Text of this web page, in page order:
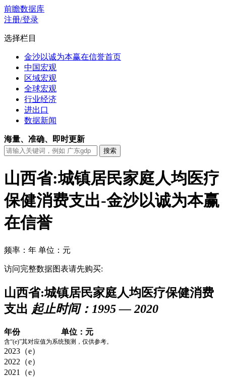
前瞻数据库
注册/登录
选择栏目
金沙以诚为本赢在信誉首页
中国宏观
区域宏观
全球宏观
行业经济
进出口
数据新闻
海量、准确、即时更新
山西省:城镇居民家庭人均医疗
保健消费支出-金沙以诚为本赢
在信誉
频率：年 单位：元
访问完整数据图表请先购买:
山西省:城镇居民家庭人均医疗保健消费
支出 起止时间：1995 — 2020
年份 单位：元
含“(e)”其对应值为系统预测，仅供参考。
2023（e）
2022（e）
2021（e）